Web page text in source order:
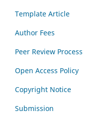
Template Article
Author Fees
Peer Review Process
Open Access Policy
Copyright Notice
Submission